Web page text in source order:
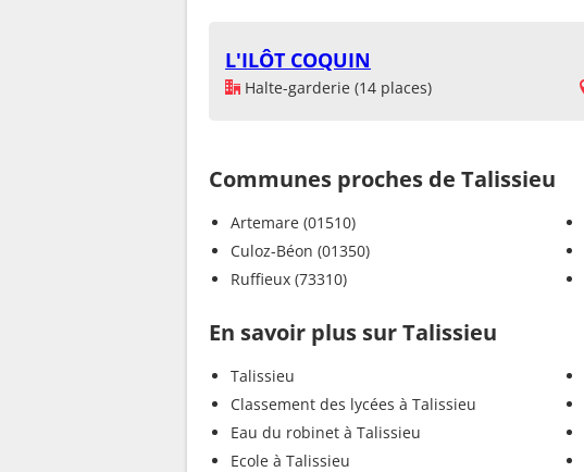
L'ILÔT COQUIN
Halte-garderie (14 places)
Communes proches de Talissieu
Artemare (01510)
Culoz-Béon (01350)
Ruffieux (73310)
En savoir plus sur Talissieu
Talissieu
Classement des lycées à Talissieu
Eau du robinet à Talissieu
Ecole à Talissieu